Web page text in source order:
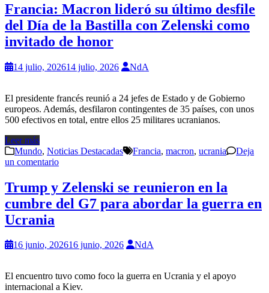
Francia: Macron lideró su último desfile
del Día de la Bastilla con Zelenski como
invitado de honor
14 julio, 202614 julio, 2026 NdA
El presidente francés reunió a 24 jefes de Estado y de Gobierno
europeos. Además, desfilaron contingentes de 35 países, con unos
500 efectivos en total, entre ellos 25 militares ucranianos.
Leer más
Mundo, Noticias Destacadas Francia, macron, ucrania
Deja
un comentario
Trump y Zelenski se reunieron en la
cumbre del G7 para abordar la guerra en
Ucrania
16 junio, 202616 junio, 2026 NdA
El encuentro tuvo como foco la guerra en Ucrania y el apoyo
internacional a Kiev.